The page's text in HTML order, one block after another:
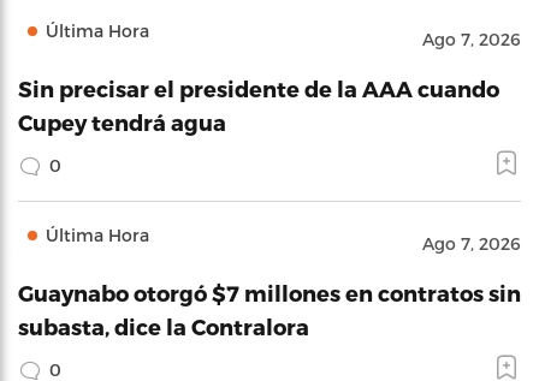
Última Hora Ago 7, 2026
Sin precisar el presidente de la AAA cuando
Cupey tendrá agua
0
Última Hora Ago 7, 2026
Guaynabo otorgó $7 millones en contratos sin
subasta, dice la Contralora
0